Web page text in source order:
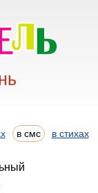
в смс в стихах